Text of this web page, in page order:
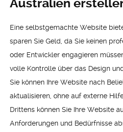
Australien
Eine selbstgemachte Website
sparen Sie Geld, da Sie keinen
oder Entwickler engagieren
volle Kontrolle über das Design
Sie können Ihre Website nach
aktualisieren, ohne auf externe
Drittens können Sie Ihre Website
Anforderungen und Bedürfnisse